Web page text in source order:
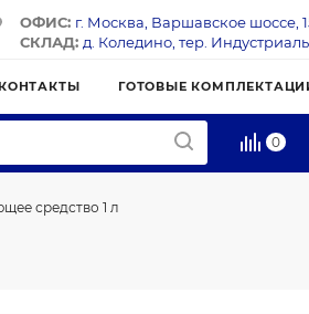
ОФИС: г. Москва, Варшавское шоссе,
СКЛАД: д. Коледино, тер.
КОНТАКТЫ ГОТОВЫЕ
0
средство 1 л